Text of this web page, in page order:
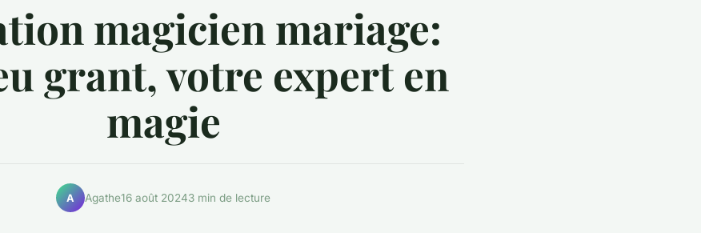
magicien mariage:
grant, votre expert en
magie
A Agathe16 août 20243 min de lecture